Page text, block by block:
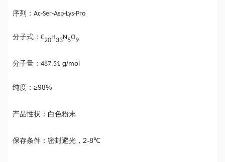
序列： Ac-Ser-Asp-Lys-Pro
分子式： C20H33N5O9
分子量： 487.51 g/mol
纯度： ≥98%
产品性状：白色粉末
保存条件： 密封避光， 2-8℃